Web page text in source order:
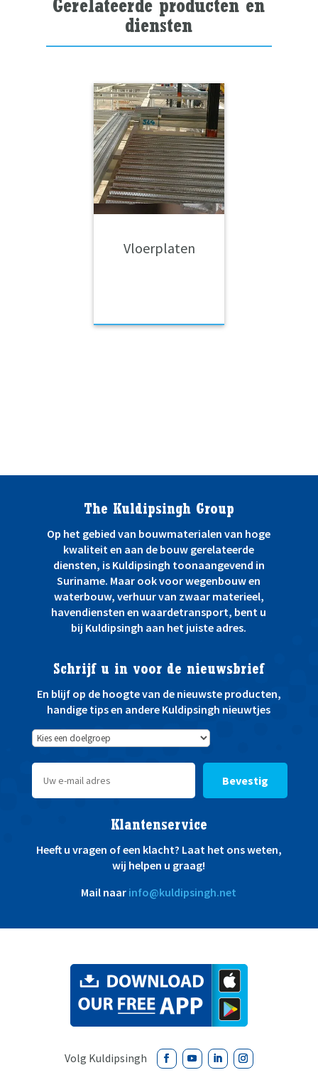
Gerelateerde producten en
diensten
Vloerplaten
The Kuldipsingh Group
Op het gebied van bouwmaterialen van hoge
kwaliteit en aan de bouw gerelateerde
diensten, is Kuldipsingh toonaangevend in
Suriname. Maar ook voor wegenbouw en
waterbouw, verhuur van zwaar materieel,
havendiensten en waardetransport, bent u
bij Kuldipsingh aan het juiste adres.
Schrijf u in voor de nieuwsbrief
En blijf op de hoogte van de nieuwste producten,
handige tips en andere Kuldipsingh nieuwtjes
Bevestig
Klantenservice
Heeft u vragen of een klacht? Laat het ons weten,
wij helpen u graag!
Mail naar info@kuldipsingh.net